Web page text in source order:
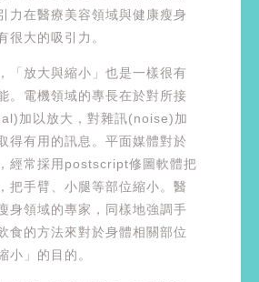
力在醫療美容領域與健康瘦身
很大的吸引力。
「放大與縮小」也是一樣很有
。電機領域的專長在於對所接
加以放大，對雜訊(noise)加
得有用的訊息。平面媒體對於
經常採用postscript修圖軟體把
把手臂、小腿等部位縮小。醫
身領域的專家，同樣地強調手
食的方法來對於身體相關部位
小」的目的。